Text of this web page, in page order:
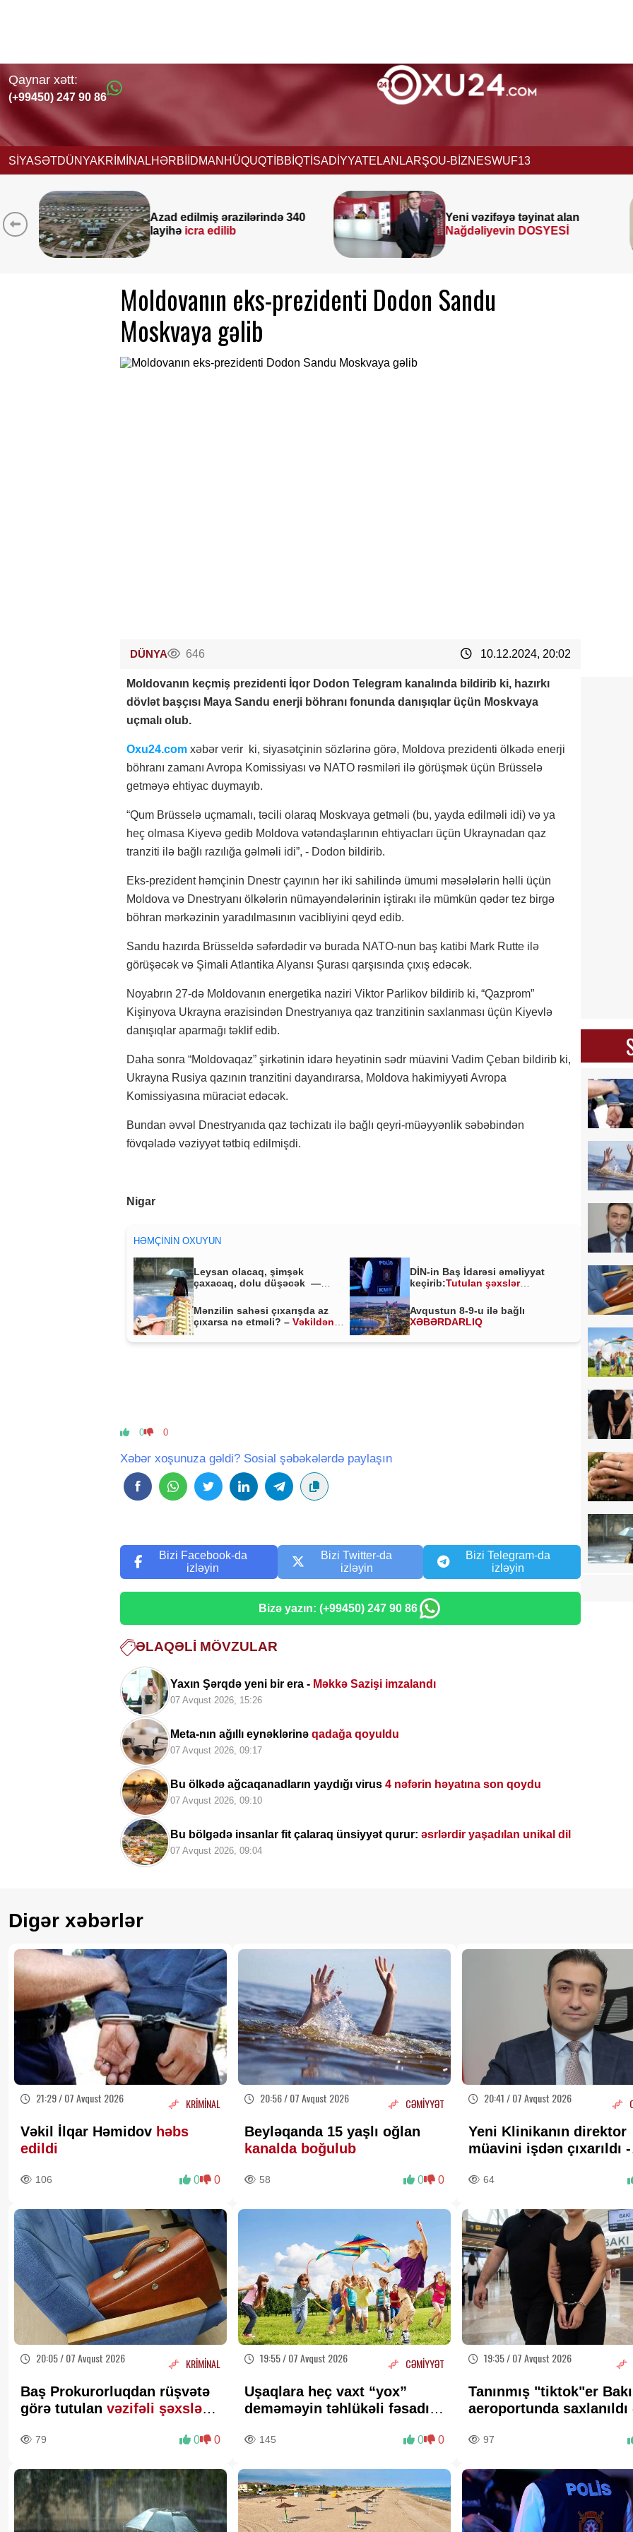
Qaynar xətt:
(+99450) 247 90 86
SİYASƏTDÜNYAKRİMİNAL HƏRBİİDMANHÜQUQTİBBİQTİSADİYYATELANLARŞOU-BİZNESWUF13
340
Yeni vəzifəyə təyinat alan
Nağdəliyevin DOSYESİ
PrezidentSƏRƏNCAM
İMZALADI
Moldovanın eks-prezidenti Dodon Sandu
Moskvaya gəlib
DÜNYA 646 10.12.2024, 20:02
Moldovanın keçmiş prezidenti İqor Dodon Telegram kanalında bildirib ki, hazırkı
dövlət başçısı Maya Sandu enerji böhranı fonunda danışıqlar üçün Moskvaya
uçmalı olub.
Oxu24.com xəbər verir ki, siyasətçinin sözlərinə görə, Moldova prezidenti ölkədə enerji
böhranı zamanı Avropa Komissiyası və NATO rəsmiləri ilə görüşmək üçün Brüsselə
getməyə ehtiyac duymayıb.
“Qum Brüsselə uçmamalı, təcili olaraq Moskvaya getməli (bu, yayda edilməli idi) və ya
heç olmasa Kiyevə gedib Moldova vətəndaşlarının ehtiyacları üçün Ukraynadan qaz
tranziti ilə bağlı razılığa gəlməli idi”, - Dodon bildirib.
Eks-prezident həmçinin Dnestr çayının hər iki sahilində ümumi məsələlərin həlli üçün
Moldova və Dnestryanı ölkələrin nümayəndələrinin iştirakı ilə mümkün qədər tez birgə
böhran mərkəzinin yaradılmasının vacibliyini qeyd edib.
Sandu hazırda Brüsseldə səfərdədir və burada NATO-nun baş katibi Mark Rutte ilə
görüşəcək və Şimali Atlantika Alyansı Şurası qarşısında çıxış edəcək.
Noyabrın 27-də Moldovanın energetika naziri Viktor Parlikov bildirib ki, “Qazprom”
Kişinyova Ukrayna ərazisindən Dnestryanıya qaz tranzitinin saxlanması üçün Kiyevlə
danışıqlar aparmağı təklif edib.
Daha sonra “Moldovaqaz” şirkətinin idarə heyətinin sədr müavini Vadim Çeban bildirib ki,
Ukrayna Rusiya qazının tranzitini dayandırarsa, Moldova hakimiyyəti Avropa
Komissiyasına müraciət edəcək.
Bundan əvvəl Dnestryanıda qaz təchizatı ilə bağlı qeyri-müəyyənlik səbəbindən
fövqəladə vəziyyət tətbiq edilmişdi.
Nigar
HƏMÇININ OXUYUN
Leysan olacaq, şimşək
çaxacaq, dolu düşəcək —
DİN-in Baş İdarəsi əməliyyat
keçirib:Tutulan şəxslər
Mənzilin sahəsi çıxarışda az
çıxarsa nə etməli? –Vəkildən
Avqustun 8-9-u ilə bağlı
XƏBƏRDARLIQ
0 0
Xəbər xoşunuza gəldi? Sosial şəbəkələrdə paylaşın
Bizi Facebook-da
izləyin
Bizi Twitter-da
izləyin
Bizi Telegram-da
izləyin
Bizə yazın: (+99450) 247 90 86
ƏLAQƏLI MÖVZULAR
Yaxın Şərqdə yeni bir era - Məkkə Sazişi imzalandı
07 Avqust 2026, 15:26
Meta-nın ağıllı eynəklərinəqadağa qoyuldu
07 Avqust 2026, 09:17
Bu ölkədə ağcaqanadların yaydığı virus4 nəfərin həyatına son qoydu
07 Avqust 2026, 09:10
Bu bölgədə insanlar fit çalaraq ünsiyyət qurur:əsrlərdir yaşadılan unikal dil
07 Avqust 2026, 09:04
Digər xəbərlər
21:29 / 07 Avqust 2026 KRİMİNAL
Vəkil İlqar Həmidov həbs
edildi
106 0 0
20:56 / 07 Avqust 2026 CƏMİYYƏT
Beyləqanda 15 yaşlı oğlan
kanalda boğulub
58 0 0
20:41 / 07 Avqust 2026
Yeni Klinikanın direktor
müavini işdən çıxarıldı -
64
20:05 / 07 Avqust 2026 KRİMİNAL
Baş Prokurorluqdan rüşvətə
görə tutulan vəzifəli şəxslərlə
79 0 0
19:55 / 07 Avqust 2026 CƏMİYYƏT
Uşaqlara heç vaxt “yox”
deməməyin təhlükəli fəsadı –
XƏBƏRDARLIQ
145 0 0
19:35 / 07 Avqust 2026
Tanınmış "tiktok"er Bakı
aeroportunda saxlanıldı
97